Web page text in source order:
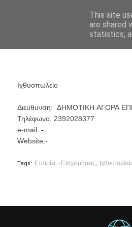
Ιχθυοπωλείο
Διεύθυνση: ΔΗΜΟΤΙΚΗ ΑΓΟΡΑ
Τηλέφωνο: 2392028377
e-mail: -
Website:-
Tags: Εταιρίες - Επιχειρήσεις
This site
are shared
statistics,